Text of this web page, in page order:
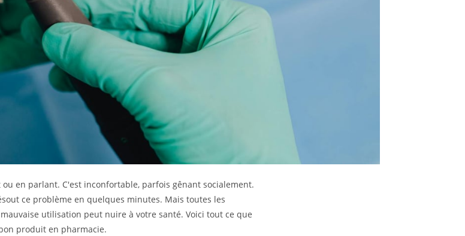
en parlant. C'est inconfortable, parfois gênant socialement.
ce problème en quelques minutes. Mais toutes les
utilisation peut nuire à votre santé. Voici tout ce que
produit en pharmacie.